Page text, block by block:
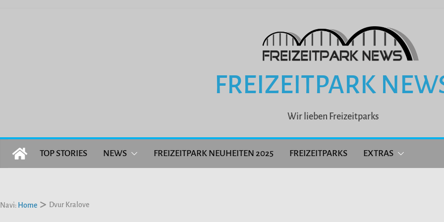
FREIZEITPARK
Wir lieben Freizeitparks
TOP STORIES NEWS FREIZEITPARK NEUHEITEN 2025 FREIZEITPARKS EXTRAS
Navi: Home Dvur Kralove